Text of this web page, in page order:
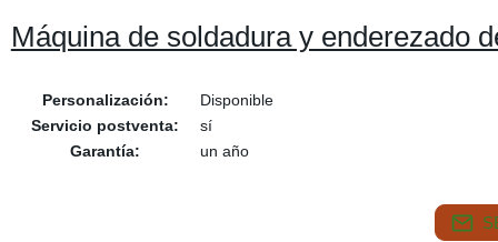
Máquina de soldadura y enderezado
Personalización:
Disponible
Servicio postventa:
sí
Garantía:
un año